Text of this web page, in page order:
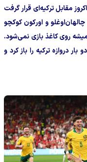
مقابل ترکیه‌ای قرار گرفت
و اورکون کوکچو
روی کاغذ بازی نمی‌شود.
دروازه ترکیه را باز کرد و